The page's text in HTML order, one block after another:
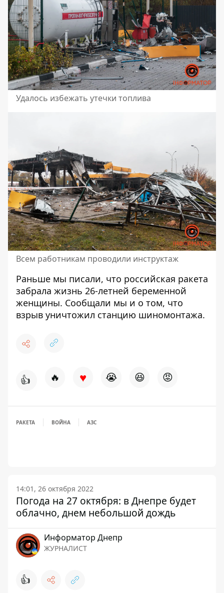
Удалось избежать утечки топлива
Всем работникам проводили инструктаж
Раньше мы писали, что российская ракета
забрала жизнь 26-летней беременной
женщины. Сообщали мы и о том, что
взрыв уничтожил станцию шиномонтажа.
👍 🔥 ♥ 😭 😆 😡
РАКЕТА ВОЙНА АЗС
14:01, 26 октября 2022
Погода на 27 октября: в Днепре будет
облачно, днем небольшой дождь
Информатор Днепр
ЖУРНАЛИСТ
👍